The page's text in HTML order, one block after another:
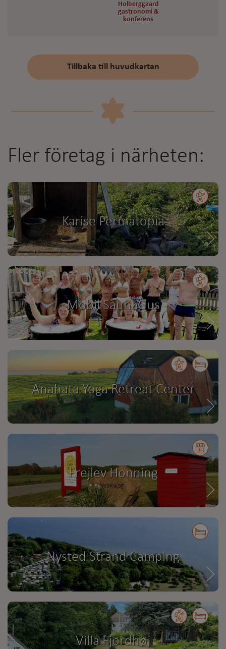
Holberggaard
gastronomi &
konferens
Holberggaard
gastronomi &
konferens
Tillbaka till huvudkartan
Fler företag i närheten:
Karise Permatopia
Mobil SaunaGus
Anahata Yoga Retreat Center
Frejlev Honning
Nysted Strand Camping
Villa Fjordhøj